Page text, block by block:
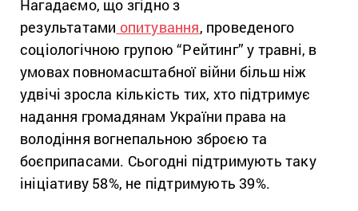
Нагадаємо, що згідно з
результатами опитування, проведеного
соціологічною групою “Рейтинг” у травні, в
умовах повномасштабної війни більш ніж
удвічі зросла кількість тих, хто підтримує
надання громадянам України права на
володіння вогнепальною зброєю та
боєприпасами. Сьогодні підтримують таку
ініціативу 58%, не підтримують 39%.